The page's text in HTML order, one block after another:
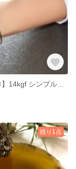
残り1点